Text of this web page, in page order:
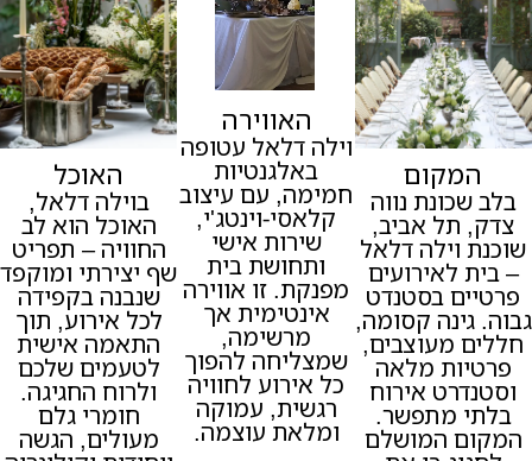
המקום
בלב שכונת נווה
צדק, תל אביב,
שוכנת וילה דלאל
– בית לאירועים
פרטיים בסטנדט
גבוה. גינה קסומה,
חללים מעוצבים,
פרטיות מלאה
וסטנדרט אירוח
בלתי מתפשר.
המקום המושלם
האווירה
וילה דלאל עטופה
באלגנטיות
חמימה, עם עיצוב
קלאסי-וינטג'י,
שירות אישי
ותחושת בית
מפנקת. זו אווירה
אינטימית אך
מרשימה,
שמצליחה להפוך
כל אירוע לחוויה
רגשית, עמוקה
ומלאת עוצמה.
האוכל
בוילה דלאל,
האוכל הוא לב
החוויה – תפריט
שף יצירתי ומוקפד
שנבנה בקפידה
לכל אירוע, תוך
התאמה אישית
לטעמים שלכם
ולרוח החגיגה.
חומרי גלם
מעולים, הגשה